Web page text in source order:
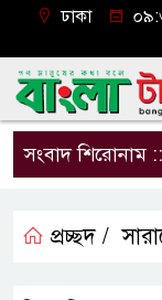
ঢাকা
সংবাদ শিরোনাম ::
নগ্ন
প্রচ্ছদ /